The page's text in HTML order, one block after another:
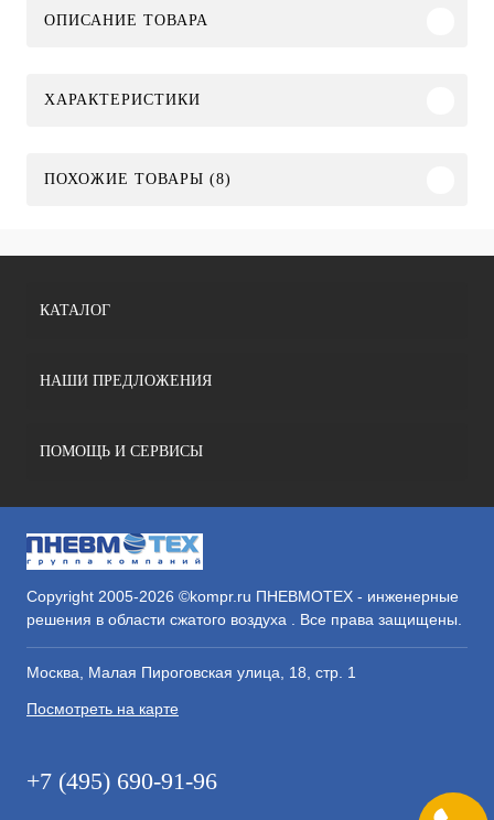
ОПИСАНИЕ ТОВАРА
ХАРАКТЕРИСТИКИ
ПОХОЖИЕ ТОВАРЫ (8)
КАТАЛОГ
НАШИ ПРЕДЛОЖЕНИЯ
ПОМОЩЬ И СЕРВИСЫ
Copyright 2005-2026 ©kompr.ru ПНЕВМОТЕХ - инженерные
решения в области сжатого воздуха . Все права защищены.
Москва, Малая Пироговская улица, 18, стр. 1
Посмотреть на карте
+7 (495) 690-91-96